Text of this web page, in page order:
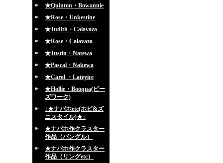
★Quinton・Bowannie
★Rose・Unkestine
★Judith・Calavaza
★Rose・Calavaza
★Justin・Natewa
★Pascal・Nakewa
★Carol ・Lateyice
★Hollie・Booqua(ビー
ズワーク)
↓★ナバホetc(ホピ&ズ
ニスタイル)★↓
★ナバホ作クラスター
作品（バングル）
★ナバホ作クラスター
作品（リングetc）